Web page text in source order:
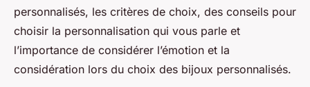
personnalisés, les critères de choix, des conseils pour
choisir la personnalisation qui vous parle et
l’importance de considérer l’émotion et la
considération lors du choix des bijoux personnalisés.